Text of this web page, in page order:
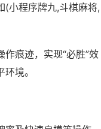
(小程序牌九,斗棋麻将,
痕迹，实现“必胜”效
境。